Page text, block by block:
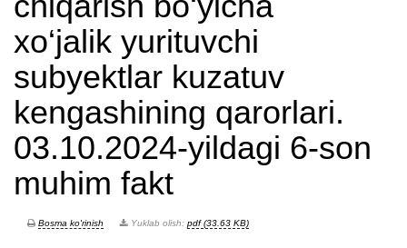
xo‘jalik yurituvchi
subyektlar kuzatuv
kengashining qarorlari.
03.10.2024-yildagi 6-son
muhim fakt
Bosma ko'rinish Yuklab olish: pdf (33.63 KB)